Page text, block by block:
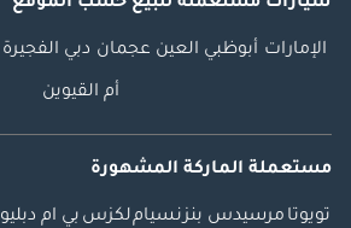
الإمارات أبوظبي العين عجمان دبي الفجيرة
أم القيوين
مستعملة الماركة المشهورة
تويوتا مرسيدس بنزنسياملكزس بي ام دبليو